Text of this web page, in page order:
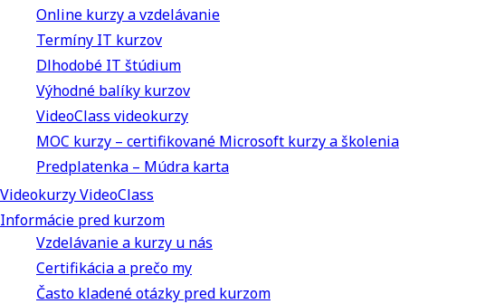
Online kurzy a vzdelávanie
Termíny IT kurzov
Dlhodobé IT štúdium
Výhodné balíky kurzov
VideoClass videokurzy
MOC kurzy – certifikované Microsoft kurzy a školenia
Predplatenka – Múdra karta
Videokurzy VideoClass
Informácie pred kurzom
Vzdelávanie a kurzy u nás
Certifikácia a prečo my
Často kladené otázky pred kurzom